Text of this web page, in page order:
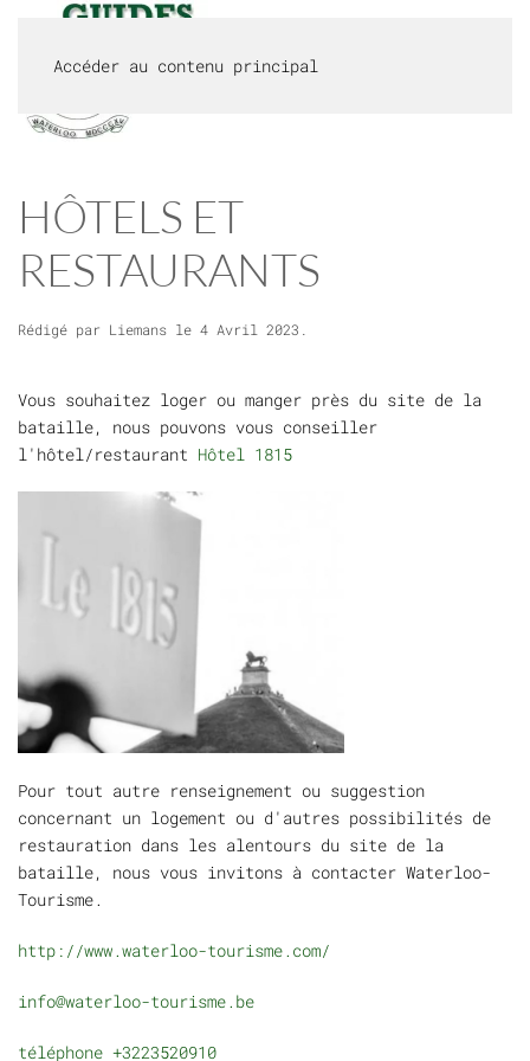
Accéder au contenu principal
HÔTELS ET
RESTAURANTS
Rédigé par Liemans le 4 Avril 2023
Vous souhaitez loger ou manger près du site de la
bataille, nous pouvons vous conseiller
l'hôtel/restaurant Hôtel 1815
Pour tout autre renseignement ou suggestion
concernant un logement ou d'autres possibilités de
restauration dans les alentours du site de la
bataille, nous vous invitons à contacter Waterloo-
Tourisme.
http://www.waterloo-tourisme.com/
info@waterloo-tourisme.be
téléphone +3223520910